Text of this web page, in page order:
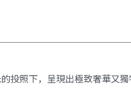
投照下，呈現出極致奢華又